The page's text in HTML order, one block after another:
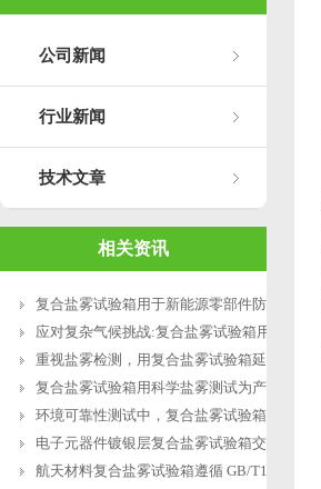
公司新闻
行业新闻
技术文章
相关资讯
复合盐雾试验箱用于新能源零部件防腐测
应对复杂气候挑战:复合盐雾试验箱用于涂
重视盐雾检测，用复合盐雾试验箱延长产
复合盐雾试验箱用科学盐雾测试为产品研
环境可靠性测试中，复合盐雾试验箱缺水
电子元器件镀银层复合盐雾试验箱交变盐
航天材料复合盐雾试验箱遵循 GB/T12967.3